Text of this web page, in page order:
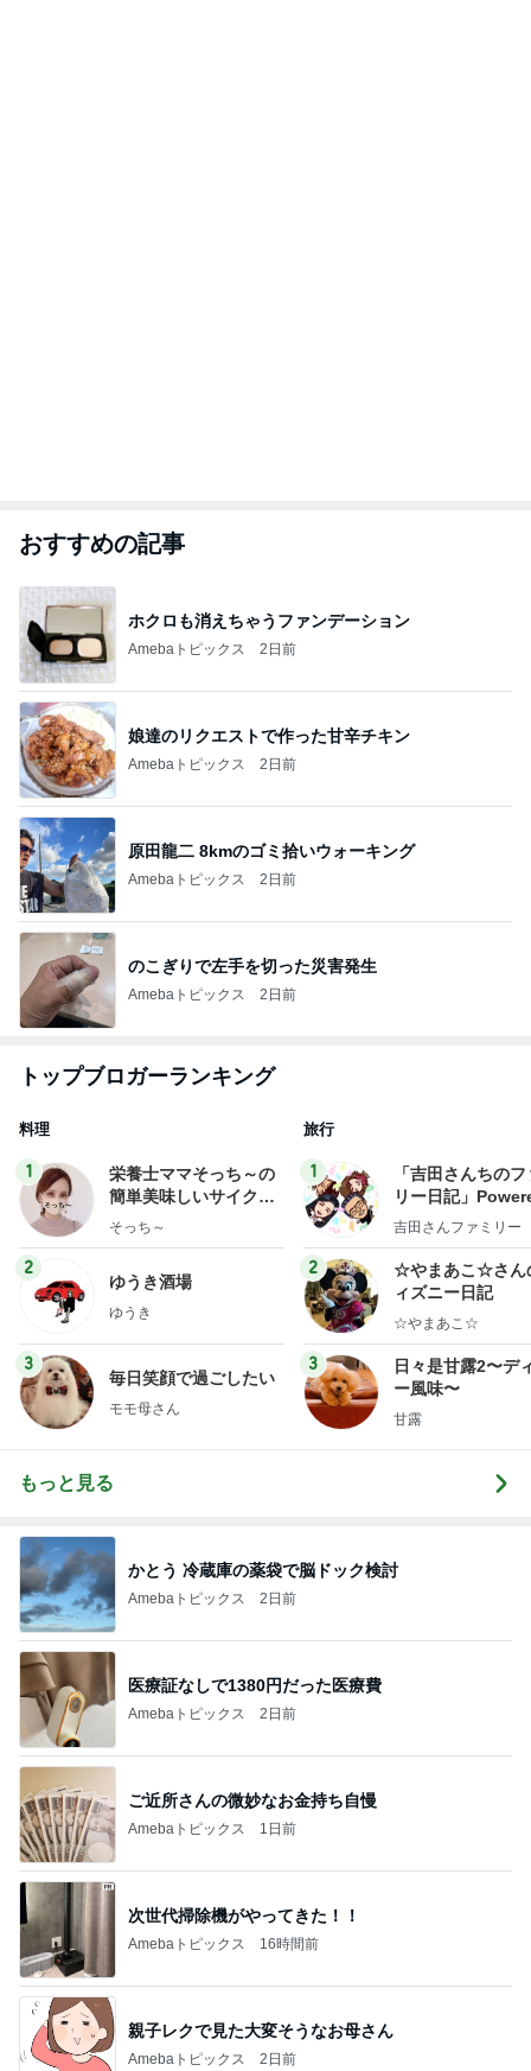
おすすめの記事
ホクロも消えちゃうファンデーション
Amebaトピックス 2日前
娘達のリクエストで作った甘辛チキン
Amebaトピックス 2日前
原田龍二 8kmのゴミ拾いウォーキング
Amebaトピックス 2日前
のこぎりで左手を切った災害発生
Amebaトピックス 2日前
トップブロガーランキング
料理
1
栄養士ママそっち～の
簡単美味しいサイクル
献立
そっち～
2
ゆうき酒場
ゆうき
3
毎日笑顔で過ごしたい
モモ母さん
旅行
1
「吉田さんちの
リー日記」
y Ameba 吉田さ
ログ
吉田さんファミリー
2
☆やまあこ☆さん
ィズニー日記
☆やまあこ☆
3
日々是甘露2〜デ
ー風味〜
甘露
もっと見る
かとう 冷蔵庫の薬袋で脳ドック検討
Amebaトピックス 2日前
医療証なしで1380円だった医療費
Amebaトピックス 2日前
ご近所さんの微妙なお金持ち自慢
Amebaトピックス 1日前
次世代掃除機がやってきた！！
Amebaトピックス 16時間前
親子レクで見た大変そうなお母さん
Amebaトピックス 2日前